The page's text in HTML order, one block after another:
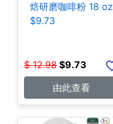
焙研磨咖啡粉 18 oz
$9.73
$ 12.98 $9.73
由此查看